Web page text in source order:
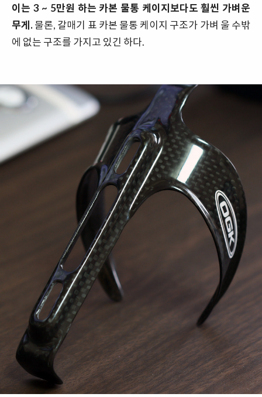
이는 3 ~ 5만원 하는 카본 물통 케이지보다도 훨씬 가벼운
무게.물론, 갈매기 표 카본 물통 케이지 구조가 가벼 울 수밖
에 없는 구조를 가지고 있긴 하다.